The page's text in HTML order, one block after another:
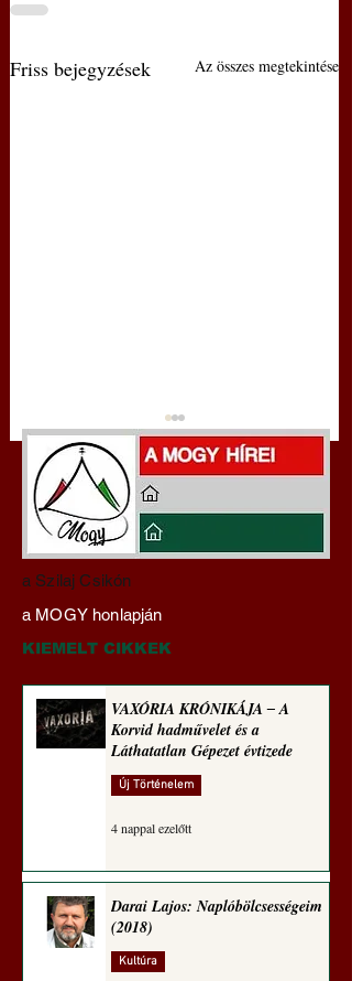
Friss bejegyzések Az összes megtekintése
Darai Lajos:
Naplóbölcsességeim
(2025)
a Szilaj Csikón
a MOGY honlapján
KIEMELT CIKKEK
VAXÓRIA KRÓNIKÁJA ‒ A
Korvid hadművelet és a
Láthatatlan Gépezet évtizede
Új Történelem
4 nappal ezelőtt
Darai Lajos: Naplóbölcsességeim
(2018)
Kultúra